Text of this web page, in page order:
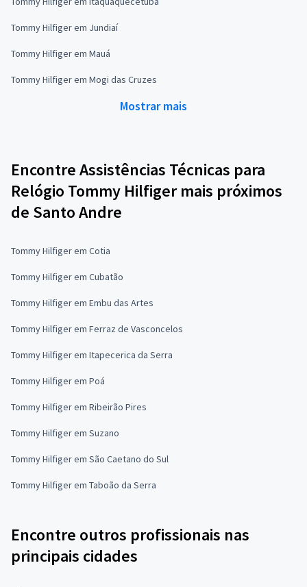
Tommy Hilfiger em Jundiaí
Tommy Hilfiger em Mauá
Tommy Hilfiger em Mogi das Cruzes
Mostrar mais
Encontre Assistências Técnicas para
Relógio Tommy Hilfiger mais próximos
de Santo Andre
Tommy Hilfiger em Cotia
Tommy Hilfiger em Cubatão
Tommy Hilfiger em Embu das Artes
Tommy Hilfiger em Ferraz de Vasconcelos
Tommy Hilfiger em Itapecerica da Serra
Tommy Hilfiger em Poá
Tommy Hilfiger em Ribeirão Pires
Tommy Hilfiger em Suzano
Tommy Hilfiger em São Caetano do Sul
Tommy Hilfiger em Taboão da Serra
Encontre outros profissionais nas
principais cidades